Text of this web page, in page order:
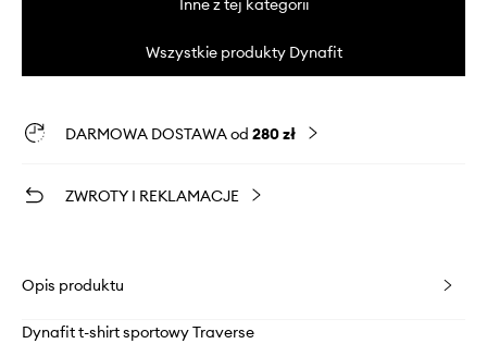
Inne z tej kategorii
Wszystkie produkty Dynafit
DARMOWA DOSTAWA od 280 zł
ZWROTY I REKLAMACJE
Opis produktu
Dynafit t-shirt sportowy Traverse